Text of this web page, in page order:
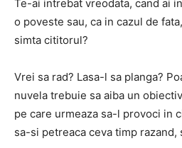
Te-ai intrebat vreodata, cand ai
o poveste sau, ca in cazul de
simta cititorul?
Vrei sa rad? Lasa-l sa planga?
nuvela trebuie sa aiba un
pe care urmeaza sa-l provoci in
sa-si petreaca ceva timp